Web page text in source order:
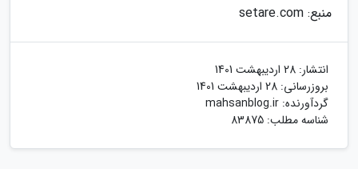
منبع: setare.com
انتشار: 28 اردیبهشت 1401
بروزرسانی: 28 اردیبهشت 1401
گردآورنده: mahsanblog.ir
شناسه مطلب: 83875